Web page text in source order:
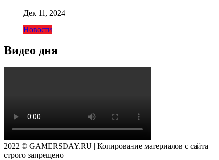
Дек 11, 2024
Новости
Видео дня
2022 © GAMERSDAY.RU | Копирование материалов с сайта
строго запрещено